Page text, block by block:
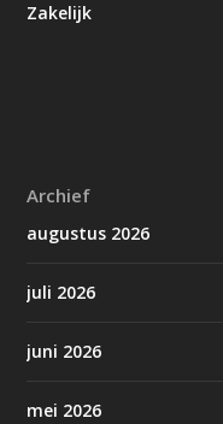
Zakelijk
Archief
augustus 2026
juli 2026
juni 2026
mei 2026